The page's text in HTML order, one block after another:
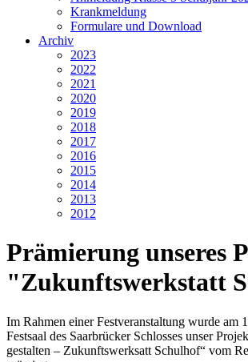
Krankmeldung
Formulare und Download
Archiv
2023
2022
2021
2020
2019
2018
2017
2016
2015
2014
2013
2012
Prämierung unseres
"Zukunftswerkstatt
Im Rahmen einer Festveranstaltung wurde am
Festsaal des Saarbrücker Schlosses unser
gestalten – Zukunftswerksatt Schulhof“ vom